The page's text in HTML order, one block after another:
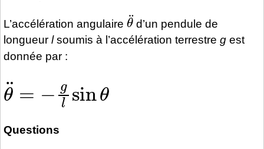
L’accélération angulaire
θ
d’un pendule de
longueur lsoumis à l’accélération terrestre g est
donnée par :
θ lsin
Questions